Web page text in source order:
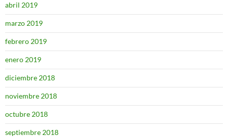
abril 2019
marzo 2019
febrero 2019
enero 2019
diciembre 2018
noviembre 2018
octubre 2018
septiembre 2018